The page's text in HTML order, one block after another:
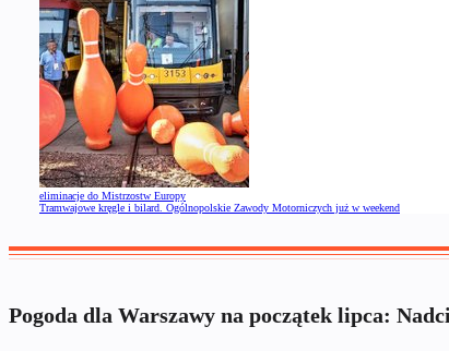
eliminacje do Mistrzostw Europy
Tramwajowe kręgle i bilard. Ogólnopolskie Zawody Motorniczych już w weekend
Pogoda dla Warszawy na początek lipca: